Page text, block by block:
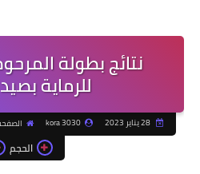
نتائج بطولة
للرماية
28 يناير 2023 kora 3030
الحجم